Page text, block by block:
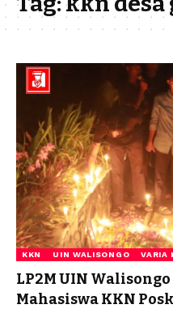
KKN UIN WALISONGO VARIA
LP2M UIN
Mahasiswa KKN